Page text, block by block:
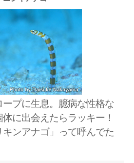
プに生息。臆病な性格な
に出会えたらラッキー！
ンアナゴ」って呼んでた